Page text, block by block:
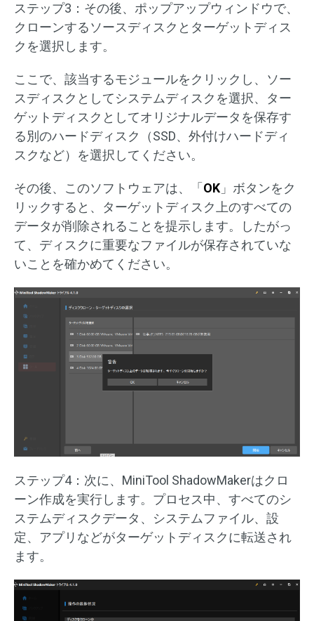
ステップ3：その後、ポップアップウィンドウで、
クローンするソースディスクとターゲットディス
クを選択します。
ここで、該当するモジュールをクリックし、ソー
スディスクとしてシステムディスクを選択、ター
ゲットディスクとしてオリジナルデータを保存す
る別のハードディスク（SSD、外付けハードディ
スクなど）を選択してください。
その後、このソフトウェアは、「 OK 」ボタンをク
リックすると、ターゲットディスク上のすべての
データが削除されることを提示します。したがっ
て、ディスクに重要なファイルが保存されていな
いことを確かめてください。
ステップ4：次に、MiniTool ShadowMakerはクロ
ーン作成を実行します。プロセス中、すべてのシ
ステムディスクデータ、システムファイル、設
定、アプリなどがターゲットディスクに転送され
ます。